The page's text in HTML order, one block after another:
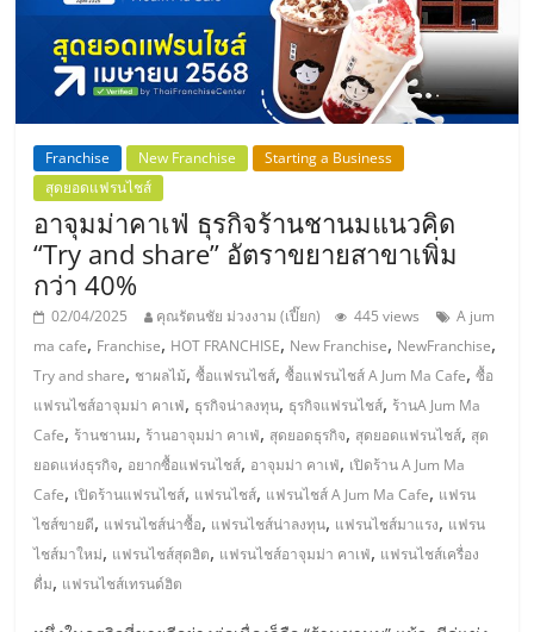
ไชส์
แฟ
รน
ไชส์
ขาย
หน้า
บ้าน
ลงทุน
น้อย
คืน
ทุน
ไว,
ปรึกษา
การ
ลงทุน
และ
Franchise New Franchise
Starting a Business
สุดยอดแฟรนไชส์
อาจุมม่าคาเฟ่ ธุรกิจร้านชานมแนวคิด
“Try and share” อัตราขยายสาขาเพิ่ม
กว่า 40%
02/04/2025 คุณรัตนชัย ม่วงงาม (เปี๊ยก) 445 views
A jum
ma cafe, Franchise, HOT FRANCHISE, New Franchise, NewFranchise,
Try and share, ชาผลไม้,ซื้อแฟรนไชส์,ซื้อแฟรนไชส์ A Jum Ma Cafe,ซื้อ
แฟรนไชส์อาจุมม่า คาเฟ่, ธุรกิจน่าลงทุน, ธุรกิจแฟรนไชส์, ร้านA Jum Ma
Cafe, ร้านชานม, ร้านอาจุมม่า คาเฟ่, สุดยอดธุรกิจ, สุดยอดแฟรนไชส์, สุด
ยอดแห่งธุรกิจ, อยากซื้อแฟรนไชส์, อาจุมม่า คาเฟ่, เปิดร้าน A Jum Ma
Cafe, เปิดร้านแฟรนไชส์, แฟรนไชส์, แฟรนไชส์ A Jum Ma Cafe, แฟรน
ไชส์ขายดี, แฟรนไชส์น่าซื้อ, แฟรนไชส์น่าลงทุน, แฟรนไชส์มาแรง, แฟรน
ไชส์มาใหม่, แฟรนไชส์สุดฮิต, แฟรนไชส์อาจุมม่า คาเฟ่, แฟรนไชส์เครื่อง
ดื่ม, แฟรนไชส์เทรนด์ฮิต